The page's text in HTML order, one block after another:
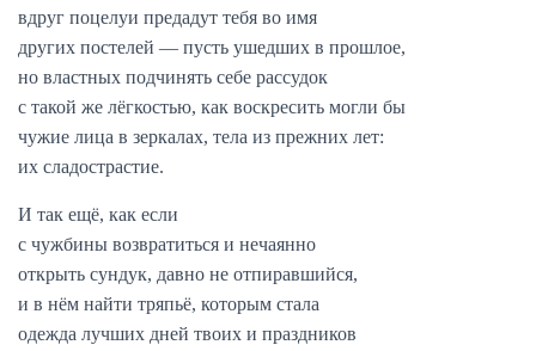
вдруг поцелуи предадут тебя во имя
других постелей — пусть ушедших в прошлое,
но властных подчинять себе рассудок
с такой же лёгкостью, как воскресить могли бы
чужие лица в зеркалах, тела из прежних лет:
их сладострастие.
И так ещё, как если
с чужбины возвратиться и нечаянно
открыть сундук, давно не отпиравшийся,
и в нём найти тряпьё, которым стала
одежда лучших дней твоих и праздников